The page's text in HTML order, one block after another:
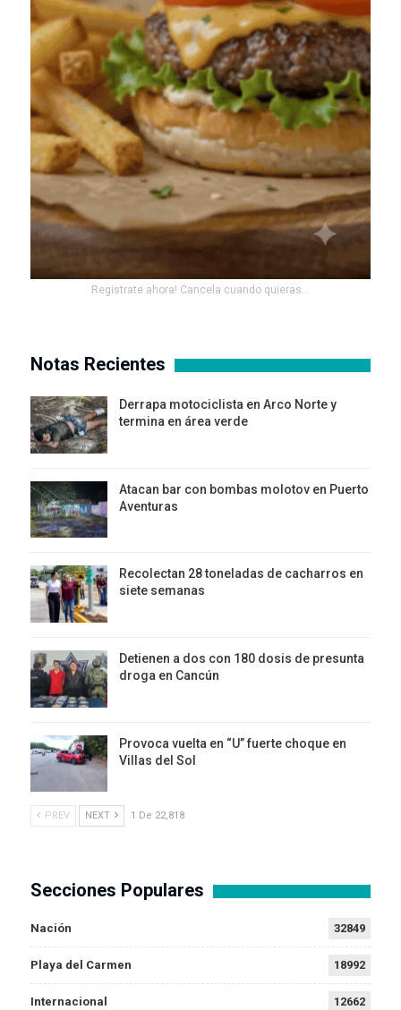
Registrate ahora! Cancela cuando quieras...
Notas Recientes
Derrapa motociclista en Arco Norte y
termina en área verde
Atacan bar con bombas molotov en Puerto
Aventuras
Recolectan 28 toneladas de cacharros en
siete semanas
Detienen a dos con 180 dosis de presunta
droga en Cancún
Provoca vuelta en “U” fuerte choque en
Villas del Sol
PREV NEXT 1 De 22,818
Secciones Populares
Nación 32849
Playa del Carmen 18992
Internacional 12662